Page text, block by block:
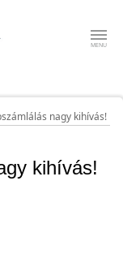
nagy kihívás!
kihívás!